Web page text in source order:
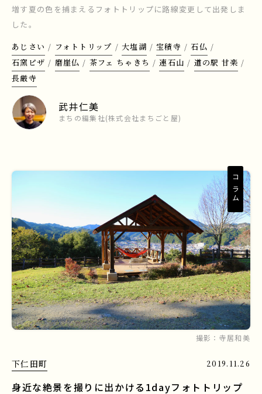
増す夏の色を捕まえるフォトトリップに路線変更して出発しま
した。
あじさい
フォトトリップ 大塩湖 宝積寺
石仏
石窯ピザ
磨崖仏 茶フェ ちゃきち 連石山
道の駅 甘楽
長厳寺
武井仁美
まちの編集社(株式会社まちごと屋)
撮影： 寺居和美
コラム
下仁田町 2019.11.26
身近な絶景を撮りに出かける1dayフォトトリップ